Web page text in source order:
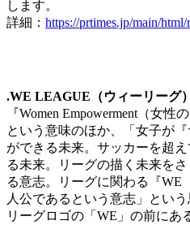
します。
詳細： https://prtimes.jp/main/
.WE LEAGUE（ウィーリーグ）
『Women Empowerment（女
という意味のほか、「女子が
ができる未来。サッカーを超
る未来。リーグの描く未来を
る意志。リーグに関わる『WE
人公であるという意志」とい
リーグロゴの「WE」の前にあ